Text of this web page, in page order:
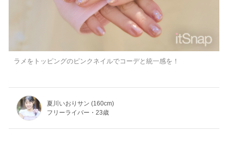
ラメをトッピングのピンクネイルでコーデと統一感を！
夏川いおりサン (160cm)
フリーライバー・23歳